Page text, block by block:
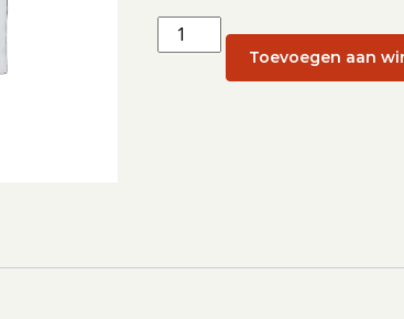
Bidden
met
21
Toevoegen aan